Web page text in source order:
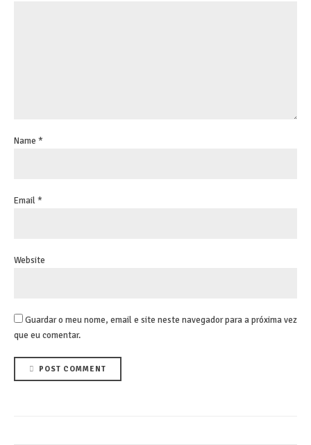
Name *
Email *
Website
Guardar o meu nome, email e site neste navegador para a próxima vez
que eu comentar.
POST COMMENT